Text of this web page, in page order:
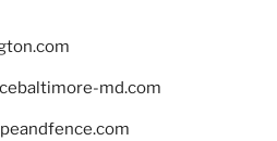
md.com